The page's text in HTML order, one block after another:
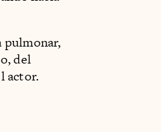
pulmonar,
del
actor.